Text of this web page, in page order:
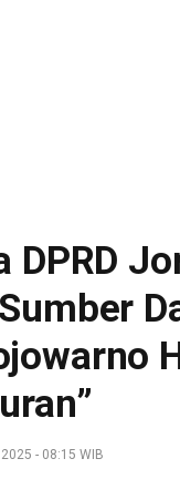
DPRD
- 08:15 WIB